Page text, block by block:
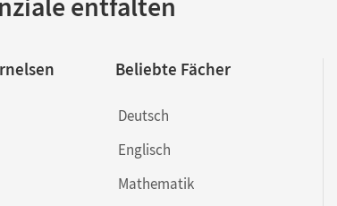
Beliebte Fächer
Deutsch
Englisch
Mathematik